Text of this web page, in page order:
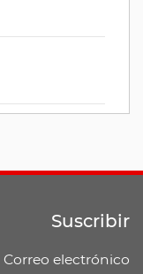
Suscribir